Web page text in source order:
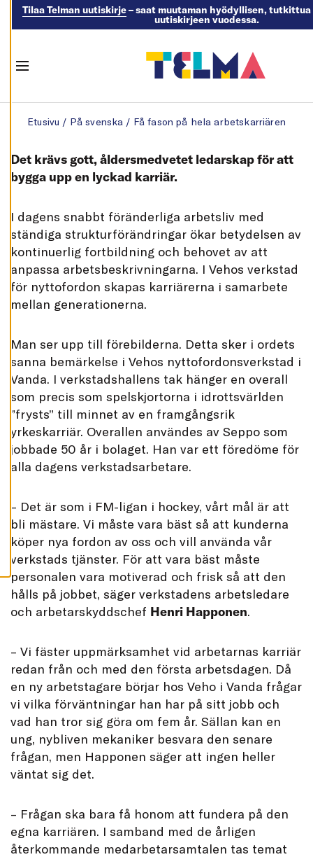
och kan ändra dem
cookies.
E
R
A
C
O
I
E
S
V
I
S
A
A
A
A
C
P
T
R
A
A
L
O
K
I
E
S
Tilaa Telman uutiskirje– saat muutaman hyödyllisen,
uutiskirjeen vuodessa.
Etusivu / På svenska / Få fason på hela arbetskarriären
Det krävs gott, åldersmedvetet ledarskap för att
bygga upp en lyckad karriär.
I dagens snabbt föränderliga arbetsliv med
ständiga strukturförändringar ökar betydelsen av
kontinuerlig fortbildning och behovet av att
anpassa arbetsbeskrivningarna. I Vehos verkstad
för nyttofordon skapas karriärerna i samarbete
mellan generationerna.
Man ser upp till förebilderna. Detta sker i ordets
sanna bemärkelse i Vehos nyttofordonsverkstad i
Vanda. I verkstadshallens tak hänger en overall
som precis som spelskjortorna i idrottsvärlden
”frysts” till minnet av en framgångsrik
yrkeskarriär. Overallen användes av Seppo som
jobbade 50 år i bolaget. Han var ett föredöme för
alla dagens verkstadsarbetare.
– Det är som i FM-ligan i hockey, vårt mål är att
bli mästare. Vi måste vara bäst så att kunderna
köper nya fordon av oss och vill använda vår
verkstads tjänster. För att vara bäst måste
personalen vara motiverad och frisk så att den
hålls på jobbet, säger verkstadens arbetsledare
och arbetarskyddschef Henri Happonen.
– Vi fäster uppmärksamhet vid arbetarnas karriär
redan från och med den första arbetsdagen. Då
en ny arbetstagare börjar hos Veho i Vanda frågar
vi vilka förväntningar han har på sitt jobb och
vad han tror sig göra om fem år. Sällan kan en
ung, nybliven mekaniker besvara den senare
frågan, men Happonen säger att ingen heller
väntat sig det.
– Frågan ska bara få honom att fundera på den
egna karriären. I samband med de årligen
återkommande medarbetarsamtalen tas temat